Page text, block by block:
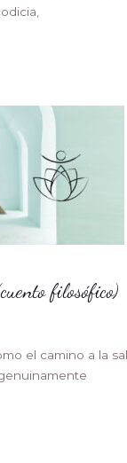
filosófico)
el camino a la